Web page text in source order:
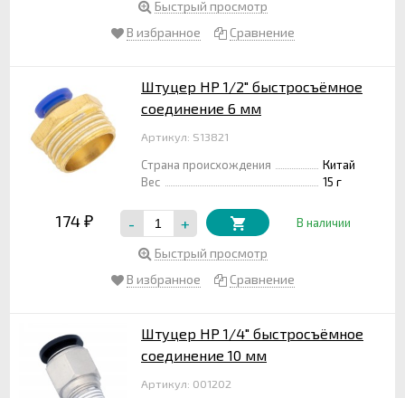
Быстрый просмотр
В избранное
Сравнение
Штуцер НР 1/2" быстросъёмное
соединение 6 мм
Артикул: S13821
Страна происхождения
Китай
Вес
15 г
174 ₽ - + В наличии
Быстрый просмотр
В избранное
Сравнение
Штуцер НР 1/4" быстросъёмное
соединение 10 мм
Артикул: 001202